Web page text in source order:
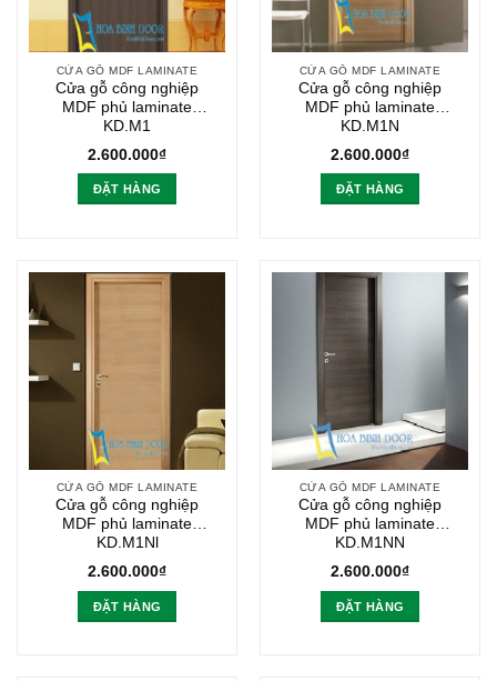
CỬA GỖ MDF LAMINATE
Cửa gỗ công nghiệp
MDF phủ laminate
KD.M1
2.600.000₫
ĐẶT HÀNG
CỬA GỖ MDF LAMINATE
Cửa gỗ công nghiệp
MDF phủ laminate
KD.M1N
2.600.000₫
ĐẶT HÀNG
CỬA GỖ MDF LAMINATE
Cửa gỗ công nghiệp
MDF phủ laminate
KD.M1Nl
2.600.000₫
ĐẶT HÀNG
CỬA GỖ MDF LAMINATE
Cửa gỗ công nghiệp
MDF phủ laminate
KD.M1NN
2.600.000₫
ĐẶT HÀNG